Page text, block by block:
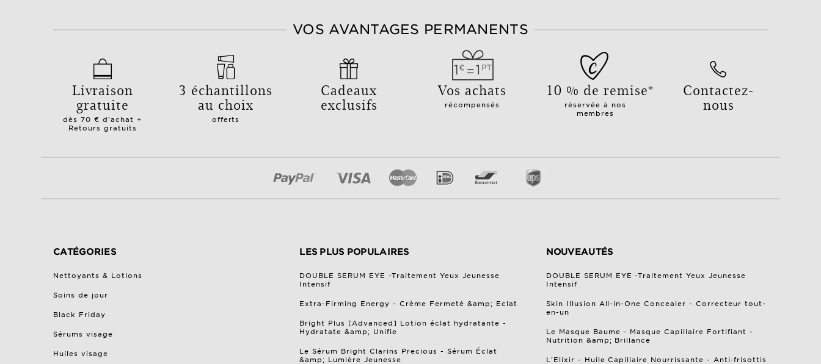
VOS AVANTAGES PERMANENTS
Livraison
gratuite
dès 70 € d'achat +
Retours gratuits
3 échantillons
au choix
offerts
Cadeaux
exclusifs
Vos achats
récompensés
10 % de remise*
réservée à nos
membres
Contactez-
nous
CATÉGORIES
Nettoyants & Lotions
Soins de jour
Black Friday
Sérums visage
Huiles visage
LES PLUS POPULAIRES
DOUBLE SERUM EYE -Traitement Yeux Jeunesse
Intensif
Extra-Firming Energy - Crème Fermeté &amp; Eclat
Bright Plus [Advanced] Lotion éclat hydratante -
Hydratate &amp; Unifie
Le Sérum Bright Clarins Precious - Sérum Éclat
&amp; Lumière Jeunesse
NOUVEAUTÉS
DOUBLE SERUM EYE -Traitement Yeux Jeunesse
Intensif
Skin Illusion All-in-One Concealer - Correcteur tout-
en-un
Le Masque Baume - Masque Capillaire Fortifiant -
Nutrition &amp; Brillance
L'Elixir - Huile Capillaire Nourrissante - Anti‑frisottis